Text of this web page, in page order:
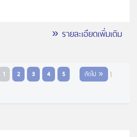
» รายละเอียดเพิ่มเติม
1 2 3 4 5 ถัดไป »
|